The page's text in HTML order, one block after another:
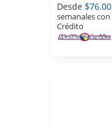
Desde $76.00
semanales con
Crédito